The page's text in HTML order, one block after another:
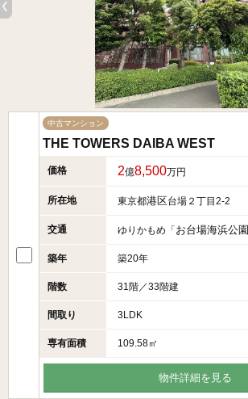
中古マンション
THE TOWERS DAIBA WEST
価格 2億8,500万円
所在地 東京都港区台場２丁目2-2
交通 ゆりかもめ「 お台場海浜公園
築年 築20年
階数 31階／33階建
間取り 3LDK
専有面積 109.58㎡
物件詳細を見る